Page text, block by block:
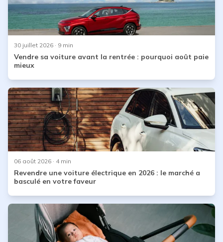
30 juillet 2026 · 9 min
Vendre sa voiture avant la rentrée : pourquoi août paie
mieux
06 août 2026 · 4 min
Revendre une voiture électrique en 2026 : le marché a
basculé en votre faveur